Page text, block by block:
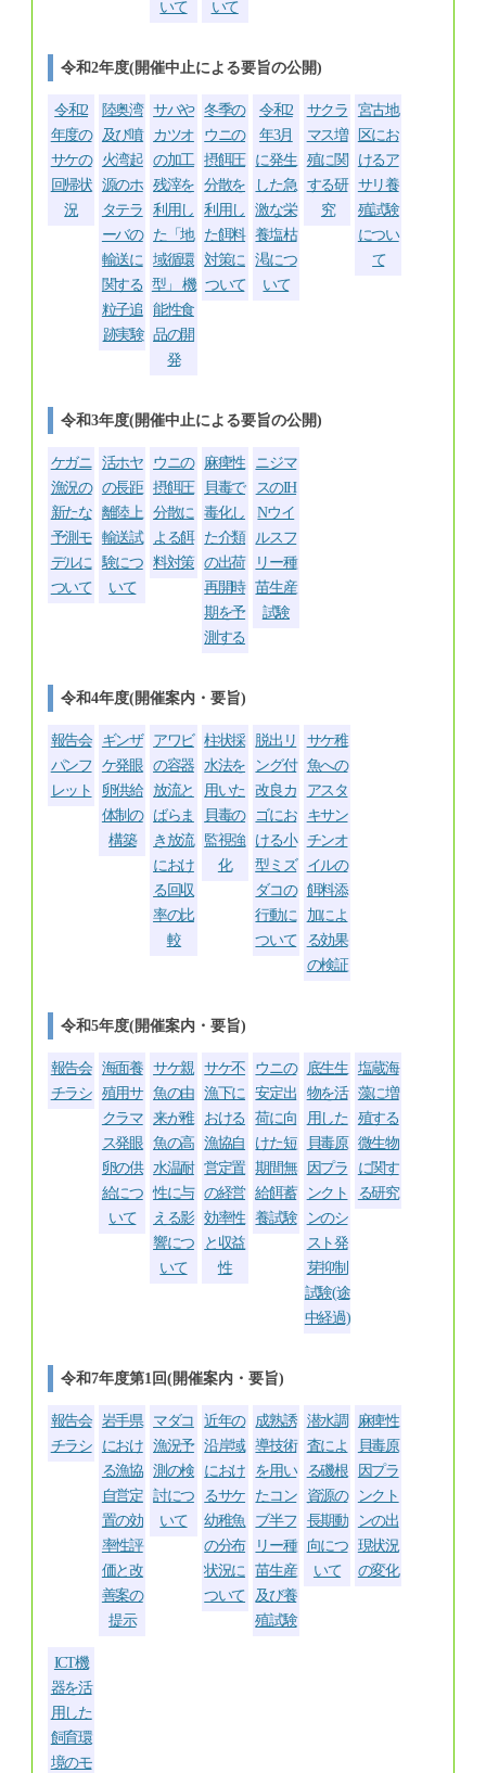
いて いて
令和2年度(開催中止による要旨の公開)
令和2
年度の
サケの
回帰状
況
陸奥湾
及び噴
火湾起
源のホ
タテラ
ーバの
輸送に
関する
粒子追
跡実験
サバや
カツオ
の加工
残滓を
利用し
た「地
域循環
型」 機
能性食
品の開
発
冬季の
ウニの
摂餌圧
分散を
利用し
た餌料
対策に
ついて
令和2
年3月
に発生
した急
激な栄
養塩枯
渇につ
いて
サクラ
マス増
殖に関
する研
究
宮古地
区にお
けるア
サリ養
殖試験
につい
て
令和3年度(開催中止による要旨の公開)
ケガニ
漁況の
新たな
予測モ
デルに
ついて
活ホヤ
の長距
離陸上
輸送試
験につ
いて
ウニの
摂餌圧
分散に
よる餌
料対策
麻痺性
貝毒で
毒化し
た介類
の出荷
再開時
期を予
測する
ニジマ
スのIH
Nウイ
ルスフ
リー種
苗生産
試験
令和4年度(開催案内・要旨)
報告会
パンフ
レット
ギンザ
ケ発眼
卵供給
体制の
構築
アワビ
の容器
放流と
ばらま
き放流
におけ
る回収
率の比
較
柱状採
水法を
用いた
貝毒の
監視強
化
脱出リ
ング付
改良カ
ゴにお
ける小
型ミズ
ダコの
行動に
ついて
サケ稚
魚への
アスタ
キサン
チンオ
イルの
餌料添
加によ
る効果
の検証
令和5年度(開催案内・要旨)
報告会
チラシ
海面養
殖用サ
クラマ
ス発眼
卵の供
給につ
いて
サケ親
魚の由
来が稚
魚の高
水温耐
性に与
える影
響につ
いて
サケ不
漁下に
おける
漁協自
営定置
の経営
効率性
と収益
性
ウニの
安定出
荷に向
けた短
期間無
給餌蓄
養試験
底生生
物を活
用した
貝毒原
因プラ
ンクト
ンのシ
スト発
芽抑制
試験(途
中経過)
塩蔵海
藻に増
殖する
微生物
に関す
る研究
令和7年度第1回(開催案内・要旨)
報告会
チラシ
岩手県
におけ
る漁協
自営定
置の効
率性評
価と改
善案の
提示
マダコ
漁況予
測の検
討につ
いて
近年の
沿岸域
におけ
るサケ
幼稚魚
の分布
状況に
ついて
成熟誘
導技術
を用い
たコン
ブ半フ
リー種
苗生産
及び養
殖試験
潜水調
査によ
る磯根
資源の
長期動
向につ
いて
麻痺性
貝毒原
因プラ
ンクト
ンの出
現状況
の変化
ICT機
器を活
用した
飼育環
境のモ